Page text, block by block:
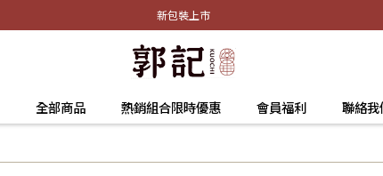
新包裝上市
全部商品 熱銷組合限時優惠 會員福利 聯絡我